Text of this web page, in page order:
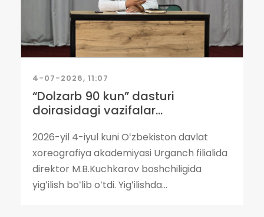
4-07-2026, 11:07
“Dolzarb 90 kun” dasturi
doirasidagi vazifalar...
2026-yil 4-iyul kuni Oʻzbekiston davlat
xoreografiya akademiyasi Urganch filialida
direktor M.B.Kuchkarov boshchiligida
yigʻilish boʻlib oʻtdi. Yigʻilishda...